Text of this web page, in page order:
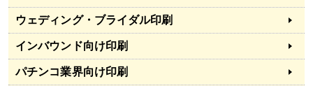
ウェディング・ブライダル印刷
インバウンド向け印刷
パチンコ業界向け印刷